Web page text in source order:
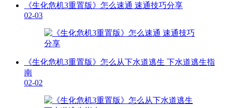
《生化危机3重置版》怎么速通 速通技巧分享
02-03
《生化危机3重置版》怎么从下水道逃生 下水道逃生指
南
02-02